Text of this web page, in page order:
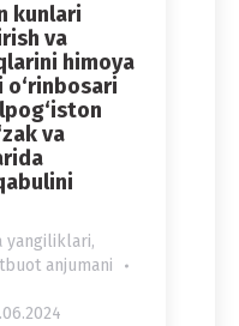
kunlari
va
himoya
o‘rinbosari
va
yangiliklari,
anjumani